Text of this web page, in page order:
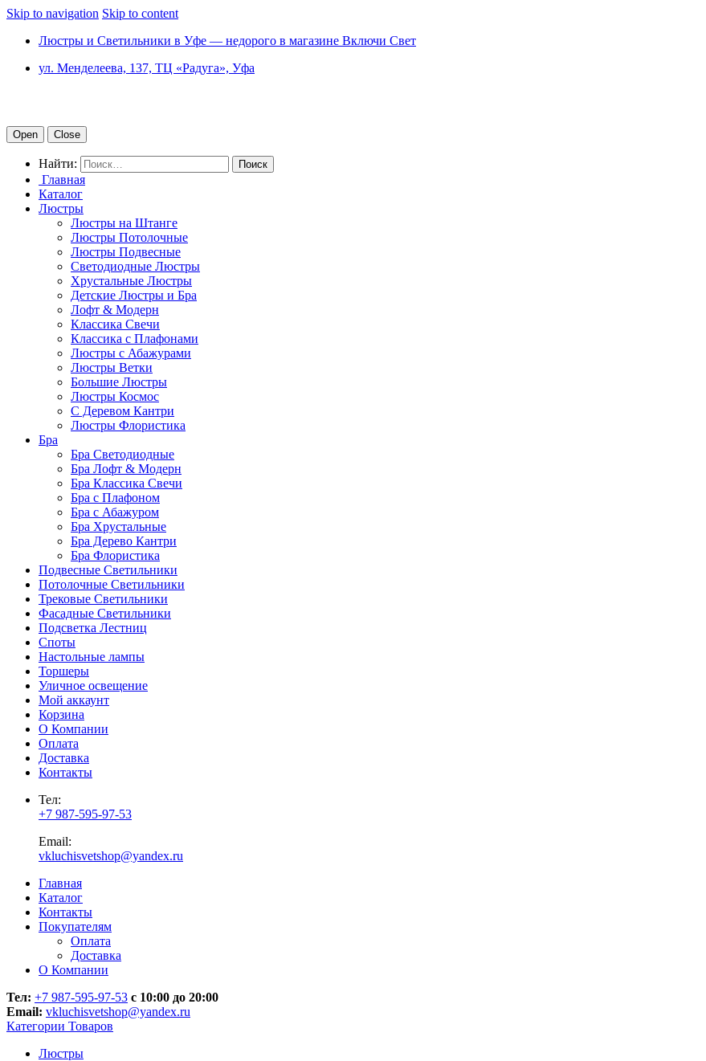
Skip to navigation Skip to content
Люстры и Светильники в Уфе — недорого в магазине Включи Свет
ул. Менделеева, 137, ТЦ «Радуга», Уфа
Open Close
Найти:
Главная
Каталог
Люстры
Люстры на Штанге
Люстры Потолочные
Люстры Подвесные
Светодиодные Люстры
Хрустальные Люстры
Детские Люстры и Бра
Лофт & Модерн
Классика Свечи
Классика с Плафонами
Люстры с Абажурами
Люстры Ветки
Большие Люстры
Люстры Космос
С Деревом Кантри
Люстры Флористика
Бра
Бра Светодиодные
Бра Лофт & Модерн
Бра Классика Свечи
Бра с Плафоном
Бра с Абажуром
Бра Хрустальные
Бра Дерево Кантри
Бра Флористика
Подвесные Светильники
Потолочные Светильники
Трековые Светильники
Фасадные Светильники
Подсветка Лестниц
Споты
Настольные лампы
Торшеры
Уличное освещение
Мой аккаунт
Корзина
О Компании
Оплата
Доставка
Контакты
Тел:
+7 987-595-97-53
Email:
vkluchisvetshop@yandex.ru
Главная
Каталог
Контакты
Покупателям
Оплата
Доставка
О Компании
Тел: +7 987-595-97-53 с 10:00 до 20:00
Email: vkluchisvetshop@yandex.ru
Категории Товаров
Люстры